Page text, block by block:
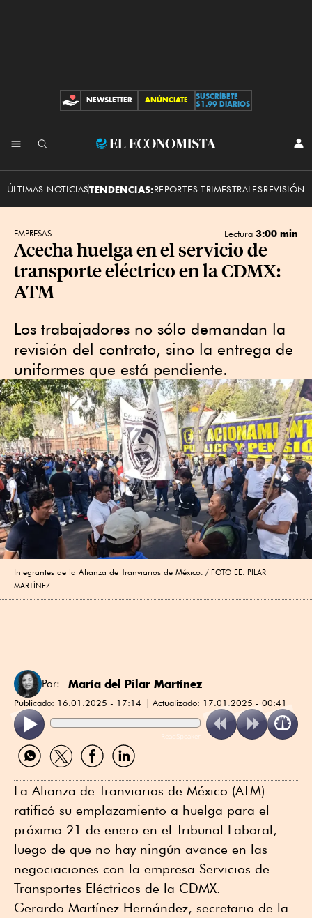
CONTRIBUCIONES
NEWSLETTER ANÚNCIATE
SUSCRÍBETE
$1.99 DIARIOS
El
ÚLTIMAS NOTICIASTENDENCIAS:REPORTES TRIMESTRALESREVISIÓN
EMPRESAS Lectura 3:00 min
Acecha huelga en el servicio de
transporte eléctrico en la CDMX:
ATM
Los trabajadores no sólo demandan la
revisión del contrato, sino la entrega de
uniformes que está pendiente.
Integrantes de la Alianza de Tranviarios de México.
FOTO EE: PILAR
MARTÍNEZ
Por: María del Pilar Martínez
Publicado: 16.01.2025 - 17:14 Actualizado: 17.01.2025 - 00:41
ReadSpeaker
Compartir
por
Compartir
por
Compartir
por
Compartir
por
La Alianza de Tranviarios de México (ATM)
ratificó su emplazamiento a huelga para el
próximo 21 de enero en el Tribunal Laboral,
luego de que no hay ningún avance en las
negociaciones con la empresa Servicios de
Transportes Eléctricos de la CDMX.
Gerardo Martínez Hernández, secretario de la